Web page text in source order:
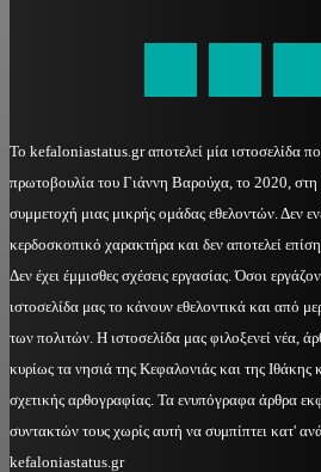
Το kefaloniastatus.gr αποτελεί μία ιστοσελίδα
πρωτοβουλία του Γιάννη Βαρούχα, το 2020, στη
συμμετοχή μιας μικρής ομάδας εθελοντών. Δεν
κερδοσκοπικό χαρακτήρα και δεν αποτελεί
Δεν έχει έμμισθες σχέσεις εργασίας. Όσοι
ιστοσελίδα μας το κάνουν εθελοντικά και από
των πολιτών. Η ιστοσελίδα μας φιλοξενεί νέα,
κυρίως τα νησιά της Κεφαλονιάς και της
σχετικής αρθογραφίας. Τα ενυπόγραφα άρθρα
συντακτών τους χωρίς αυτή να συμπίπτει κατ'
kefaloniastatus.gr